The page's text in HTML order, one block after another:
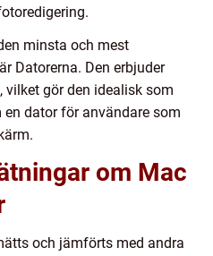
minsta och mest
Datorerna. Den erbjuder
gör den idealisk som
en dator för användare som
om Mac
och jämförts med andra